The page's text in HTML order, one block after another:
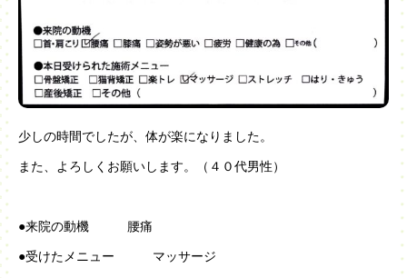
少しの時間でしたが、体が楽になりました。
また、よろしくお願いします。（４０代男性）
●来院の動機 腰痛
●受けたメニュー マッサージ